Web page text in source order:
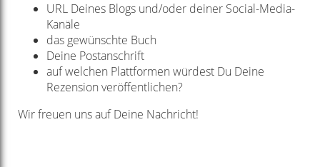
URL Deines Blogs und/oder deiner Social-Media-
Kanäle
das gewünschte Buch
Deine Postanschrift
auf welchen Plattformen würdest Du Deine
Rezension veröffentlichen?
Wir freuen uns auf Deine Nachricht!